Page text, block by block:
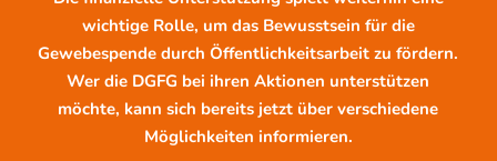
wichtige Rolle, um das Bewusstsein für die
Gewebespende durch Öffentlichkeitsarbeit zu fördern.
Wer die DGFG bei ihren Aktionen unterstützen
möchte, kann sich bereits jetzt über verschiedene
Möglichkeiten informieren.